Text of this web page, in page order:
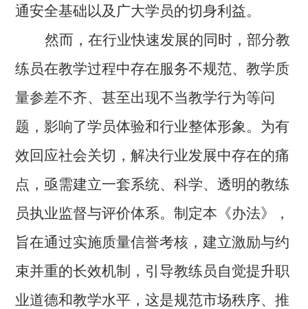
通安全基础以及广大学员的切身利益。
然而，在行业快速发展的同时，部分教
练员在教学过程中存在服务不规范、教学质
量参差不齐、甚至出现不当教学行为等问
题，影响了学员体验和行业整体形象。为有
效回应社会关切，解决行业发展中存在的痛
点，亟需建立一套系统、科学、透明的教练
员执业监督与评价体系。制定本《办法》，
旨在通过实施质量信誉考核，建立激励与约
束并重的长效机制，引导教练员自觉提升职
业道德和教学水平，这是规范市场秩序、推